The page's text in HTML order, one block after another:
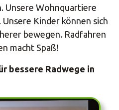
Unsere Wohnquartiere
Kinder können sich
bewegen. Radfahren
macht Spaß!
bessere Radwege in